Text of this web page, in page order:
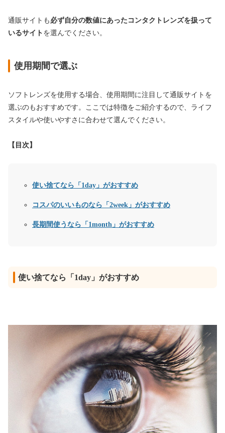
通販サイトも 必ず自分の数値にあったコンタクトレンズを扱って
いるサイト を選んでください。
使用期間で選ぶ
ソフトレンズを使用する場合、使用期間に注目して通販サイトを
選ぶのもおすすめです。ここでは特徴をご紹介するので、ライフ
スタイルや使いやすさに合わせて選んでください。
【目次】
使い捨てなら「1day」がおすすめ
コスパのいいものなら「2week」がおすすめ
長期間使うなら「1month」がおすすめ
使い捨てなら「1day」がおすすめ